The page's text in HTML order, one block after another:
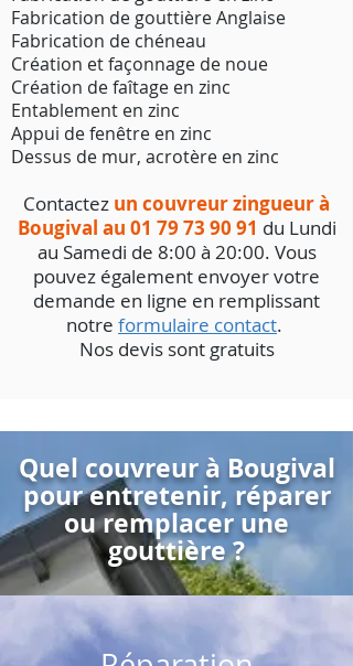
Fabrication de gouttière Anglaise
Fabrication de chéneau
Création et façonnage de noue
Création de faîtage en zinc
Entablement en zinc
Appui de fenêtre en zinc
Dessus de mur, acrotère en zinc
Contactez un couvreur zingueur à
Bougival au 01 79 73 90 91 du Lundi
au Samedi de 8:00 à 20:00. Vous
pouvez également envoyer votre
demande en ligne en remplissant
notre formulaire contact.
Nos devis sont gratuits
Quel couvreur à Bougival
pour entretenir, réparer
ou remplacer une
gouttière ?